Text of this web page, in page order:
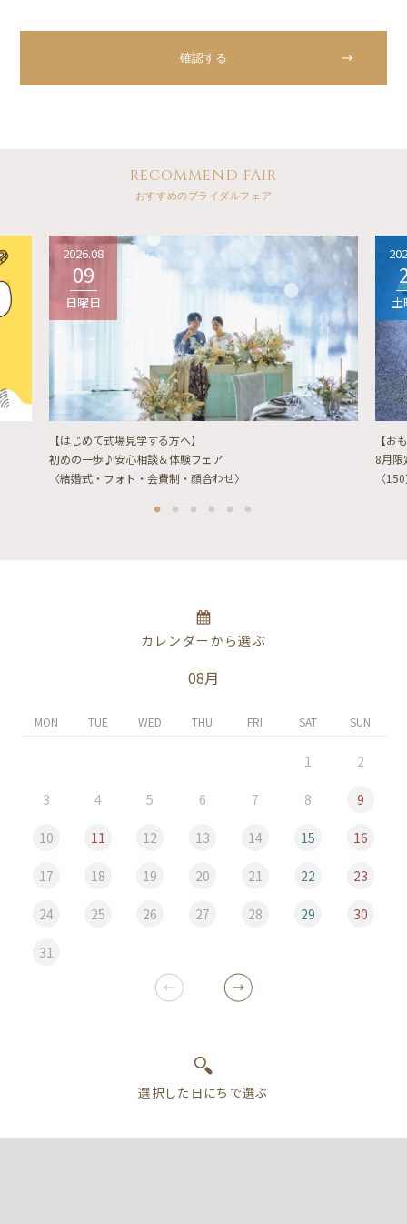
RECOMMEND FAIR
おすすめのブライダルフェア
2026.08
09
日曜日
【はじめて式場見学する方へ】
初めの一歩♪安心相談＆体験フェア
〈結婚式・フォト・会費制・顔合わせ〉
土
【お
8月限
〈
カレンダーから選ぶ
08月
MON TUE WED THU FRI SAT SUN
1 2
3 4 5 6 7 8 9
10 11 12 13 14 15 16
17 18 19 20 21 22 23
24 25 26 27 28 29 30
31